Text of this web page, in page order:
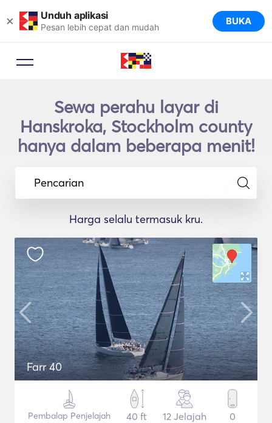
× Unduh aplikasi
Pesan lebih cepat dan mudah BUKA
Sewa perahu layar di
Hanskroka, Stockholm county
hanya dalam beberapa menit!
Pencarian
Harga selalu termasuk kru.
Farr 40
Pembalap Penjelajah
40 ft
12 Jelajah 0